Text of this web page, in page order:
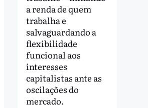
a renda de quem
trabalha e
salvaguardando a
flexibilidade
funcional aos
interesses
capitalistas ante as
oscilações do
mercado.